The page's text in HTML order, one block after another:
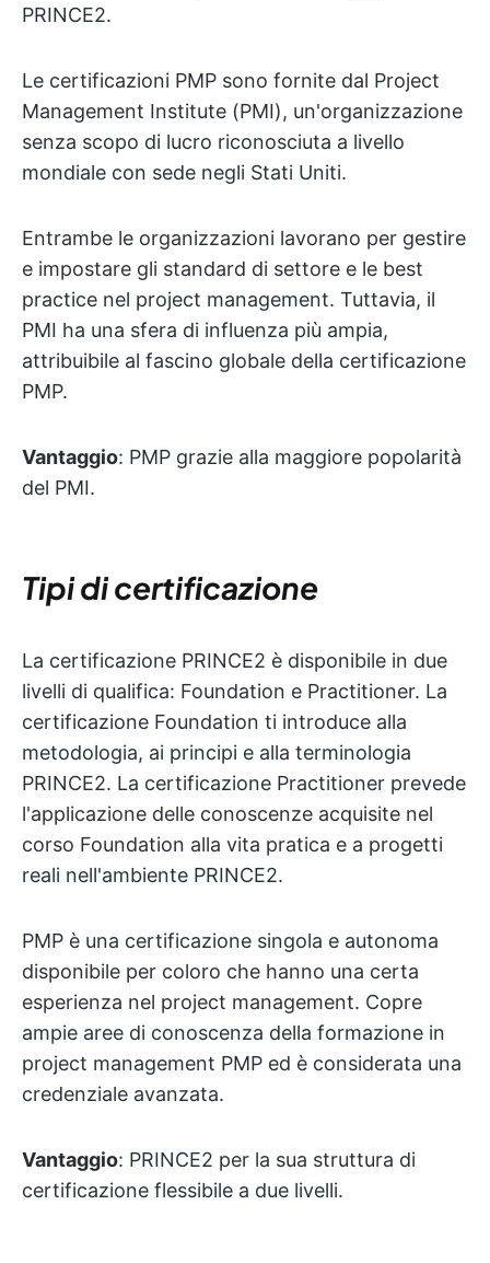
PRINCE2.
Le certificazioni PMP sono fornite dal Project
Management Institute (PMI), un'organizzazione
senza scopo di lucro riconosciuta a livello
mondiale con sede negli Stati Uniti.
Entrambe le organizzazioni lavorano per gestire
e impostare gli standard di settore e le best
practice nel project management. Tuttavia, il
PMI ha una sfera di influenza più ampia,
attribuibile al fascino globale della certificazione
PMP.
Vantaggio: PMP grazie alla maggiore popolarità
del PMI.
Tipi di certificazione
La certificazione PRINCE2 è disponibile in due
livelli di qualifica: Foundation e Practitioner. La
certificazione Foundation ti introduce alla
metodologia, ai principi e alla terminologia
PRINCE2. La certificazione Practitioner prevede
l'applicazione delle conoscenze acquisite nel
corso Foundation alla vita pratica e a progetti
reali nell'ambiente PRINCE2.
PMP è una certificazione singola e autonoma
disponibile per coloro che hanno una certa
esperienza nel project management. Copre
ampie aree di conoscenza della formazione in
project management PMP ed è considerata una
credenziale avanzata.
Vantaggio: PRINCE2 per la sua struttura di
certificazione flessibile a due livelli.